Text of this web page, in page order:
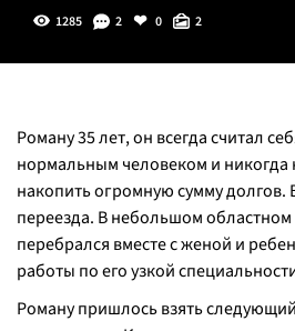
1285 2 0 2
Роману 35 лет, он всегда считал
нормальным человеком и никогда
накопить огромную сумму долгов.
переезда. В небольшом областном
перебрался вместе с женой и
работы по его узкой
Роману пришлось взять